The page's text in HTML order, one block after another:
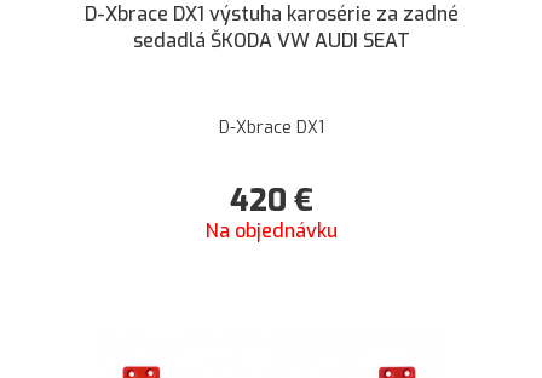
D-Xbrace DX1 výstuha karosérie za zadné
sedadlá ŠKODA VW AUDI SEAT
D-Xbrace DX1
420 €
Na objednávku